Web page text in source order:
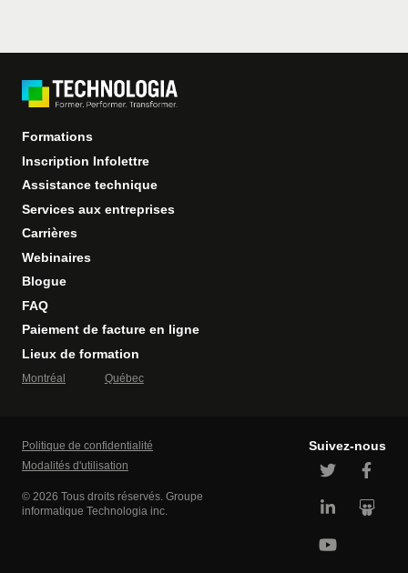
Formations
Inscription Infolettre
Assistance technique
Services aux entreprises
Carrières
Webinaires
Blogue
FAQ
Paiement de facture en ligne
Lieux de formation
Montréal Québec
Politique de confidentialité
Modalités d'utilisation
© 2026 Tous droits réservés. Groupe
informatique Technologia inc.
Suivez-nous